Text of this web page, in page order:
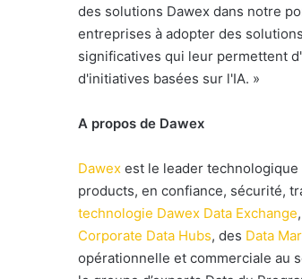
des solutions Dawex dans notre
entreprises à adopter des
significatives qui leur permettent
d'initiatives basées sur l'IA. »
A propos de Dawex
Dawex est le leader
products, en confiance, sécurité,
technologie Dawex Data Exchange
Corporate Data Hubs, des Data
opérationnelle et commerciale au